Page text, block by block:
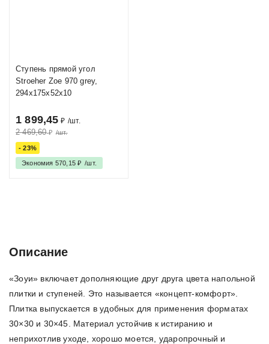
Ступень прямой угол
Stroeher Zoe 970 grey,
294x175x52х10
1 899,45 ₽ /шт.
2 469,60 ₽ /шт.
- 23%
Экономия 570,15 ₽ /шт.
Описание
«Зоуи» включает дополняющие друг друга цвета напольной
плитки и ступеней. Это называется «концепт-комфорт».
Плитка выпускается в удобных для применения форматах
30×30 и 30×45. Материал устойчив к истиранию и
неприхотлив уходе, хорошо моется, ударопрочный и